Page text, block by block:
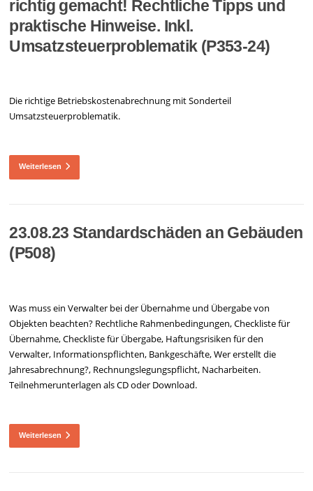
richtig gemacht! Rechtliche Tipps und
praktische Hinweise. Inkl.
Umsatzsteuerproblematik (P353-24)
Die richtige Betriebskostenabrechnung mit Sonderteil
Umsatzsteuerproblematik.
Weiterlesen
23.08.23 Standardschäden an Gebäuden
(P508)
Was muss ein Verwalter bei der Übernahme und Übergabe von
Objekten beachten? Rechtliche Rahmenbedingungen, Checkliste für
Übernahme, Checkliste für Übergabe, Haftungsrisiken für den
Verwalter, Informationspflichten, Bankgeschäfte, Wer erstellt die
Jahresabrechnung?, Rechnungslegungspflicht, Nacharbeiten.
Teilnehmerunterlagen als CD oder Download.
Weiterlesen